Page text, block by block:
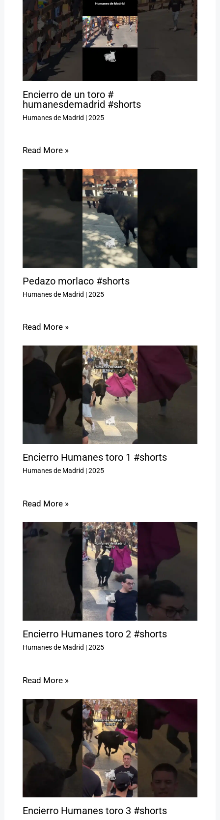
Encierro de un toro #
humanesdemadrid #shorts
Humanes de Madrid |2025
Read More »
Pedazo morlaco #shorts
Humanes de Madrid |2025
Read More »
Encierro Humanes toro 1 #shorts
Humanes de Madrid |2025
Read More »
Encierro Humanes toro 2 #shorts
Humanes de Madrid |2025
Read More »
Encierro Humanes toro 3 #shorts